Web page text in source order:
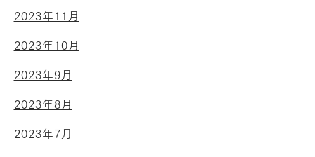
2023年11月
2023年10月
2023年9月
2023年8月
2023年7月